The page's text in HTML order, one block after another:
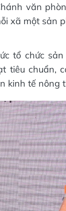
văn
xã một sản
tổ chức
tiêu chuẩn,
kinh tế nông